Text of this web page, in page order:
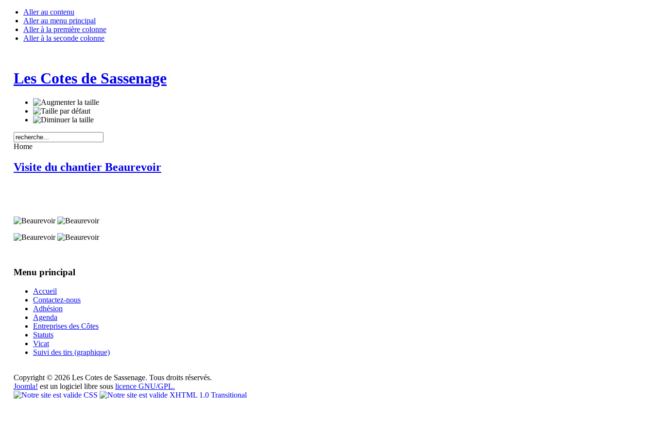
Aller au contenu
Aller au menu principal
Aller à la première colonne
Aller à la seconde colonne
Les Cotes de Sassenage
Home
Visite du chantier Beaurevoir
Menu principal
Accueil
Contactez-nous
Adhésion
Agenda
Entreprises des Côtes
Statuts
Vicat
Suivi des tirs (graphique)
Copyright © 2026 Les Cotes de Sassenage. Tous droits réservés.
Joomla! est un logiciel libre sous licence GNU/GPL.